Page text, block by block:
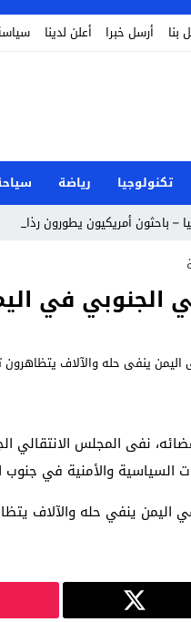
بنا أرسل خبرا أعلن لدينا
تكنولوجيا رياضة
– باحثون أمريكيون يطورون رذاذاً _
الجنوبي في
نفى المجلس الانتقالي
السياسية والأمنية في جنوب
اليمن ينفي حله والآلاف